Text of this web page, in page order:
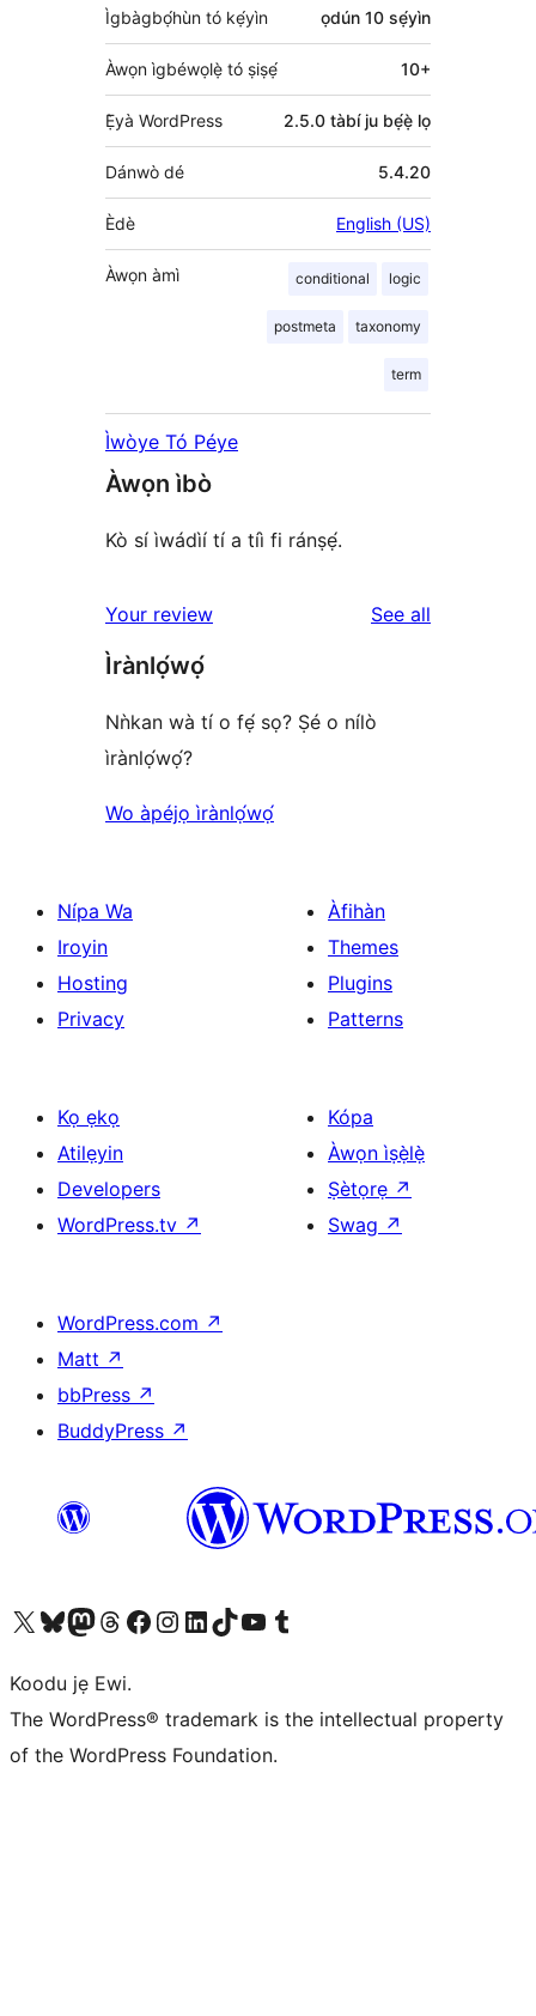
Ìgbàgbọ́hùn tó kẹ́yìn ọdún 10 sẹ́yìn
Àwọn ìgbéwọlẹ̀ tó ṣiṣẹ́ 10+
Ẹ̀yà WordPress 2.5.0 tàbí ju bẹ́ẹ̀ lọ
Dánwò dé 5.4.20
Èdè English (US)
Àwọn àmì conditional logic
postmeta taxonomy
term
Ìwòye Tó Péye
Àwọn ìbò
Kò sí ìwádìí tí a tíì fi ránṣẹ́.
Your review See all
Ìrànlọ́wọ́
Nǹkan wà tí o fẹ́ sọ? Ṣé o nílò
ìrànlọ́wọ́?
Wo àpéjọ ìrànlọ́wọ́
Nípa Wa
Iroyin
Hosting
Privacy
Àfihàn
Themes
Plugins
Patterns
Kọ ẹkọ
Atilẹyin
Developers
WordPress.tv ↗
Kópa
Àwọn ìṣẹ̀lẹ̀
Ṣètọrẹ ↗
Swag ↗
WordPress.com ↗
Matt ↗
bbPress ↗
BuddyPress ↗
Ṣabẹwo sí àkàùntù X (Twitter tẹ́lẹ̀) waBẹwo akanti Bluesky waLọ sí àkáǹtì Mastodon waBẹwo akanti Threads waṢabẹwo si Facebook waVisit our Instagram account
Visit our LinkedIn account
Bẹwo akanti TikTok waVisit our YouTube channel
Bẹwo akanti Tumblr wa
Koodu jẹ Ewi.
The WordPress® trademark is the intellectual property
of the WordPress Foundation.